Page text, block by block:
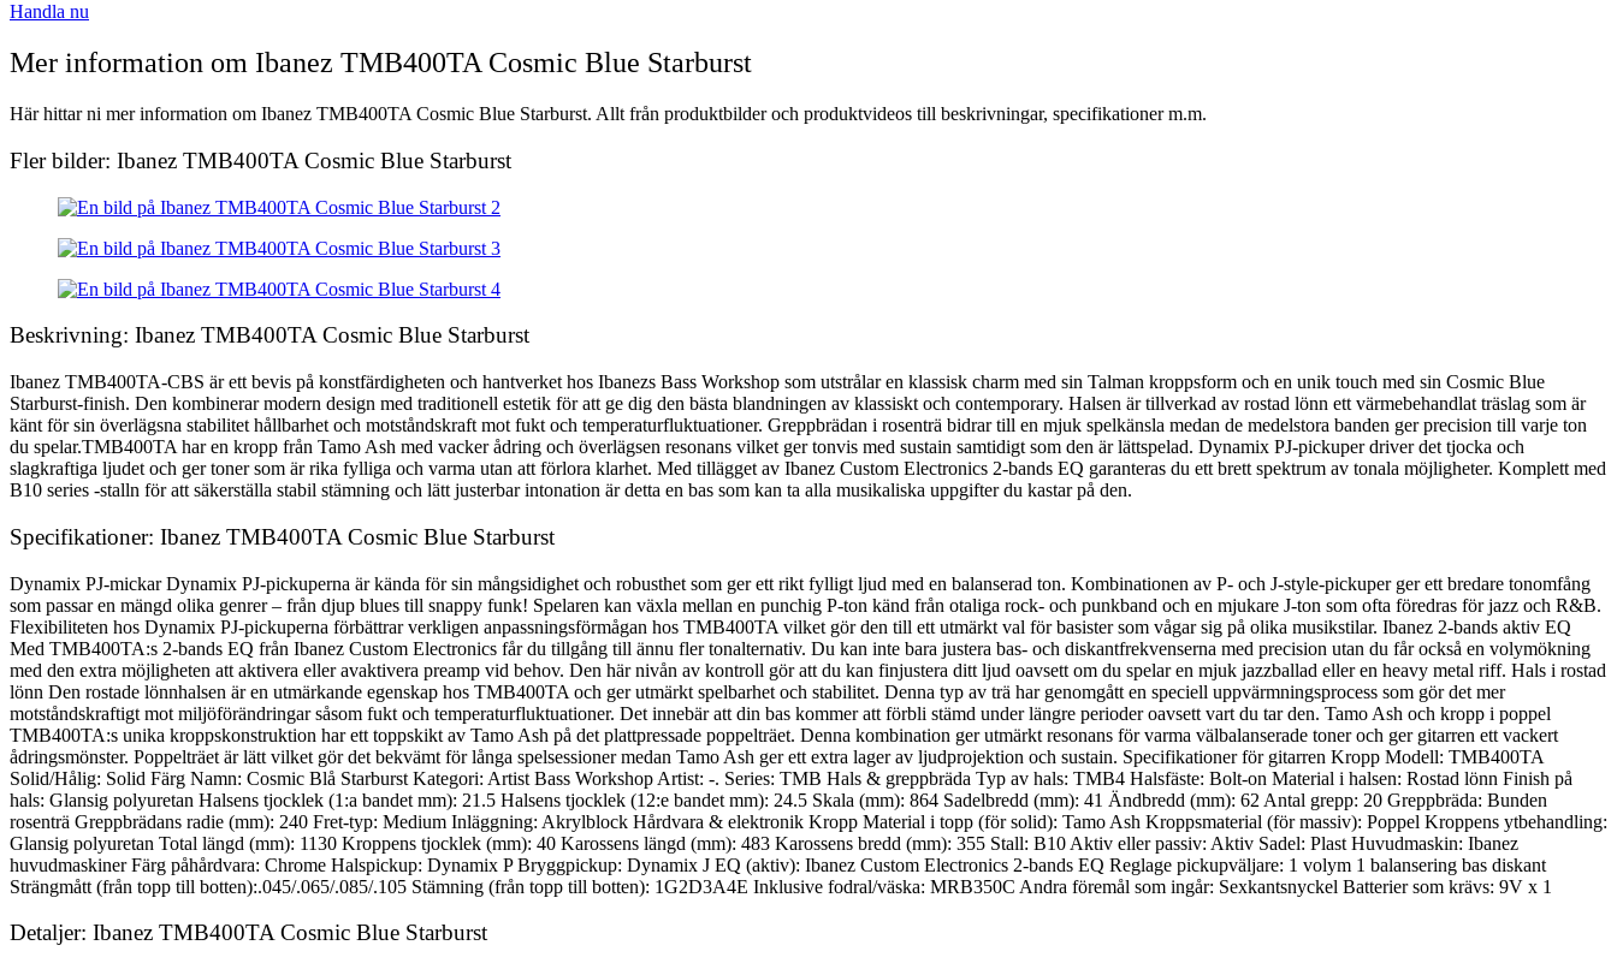
Handla nu
Mer information om Ibanez TMB400TA Cosmic Blue Starburst
Här hittar ni mer information om Ibanez TMB400TA Cosmic Blue Starburst. Allt från produktbilder och produktvideos till beskrivningar, specifikationer m.m.
Fler bilder: Ibanez TMB400TA Cosmic Blue Starburst
Beskrivning: Ibanez TMB400TA Cosmic Blue Starburst
Ibanez TMB400TA-CBS är ett bevis på konstfärdigheten och hantverket hos Ibanezs Bass Workshop som utstrålar en klassisk charm med sin Talman kroppsform och en unik touch med sin Cosmic Blue
Starburst-finish. Den kombinerar modern design med traditionell estetik för att ge dig den bästa blandningen av klassiskt och contemporary. Halsen är tillverkad av rostad lönn ett värmebehandlat träslag som är
känt för sin överlägsna stabilitet hållbarhet och motståndskraft mot fukt och temperaturfluktuationer. Greppbrädan i rosenträ bidrar till en mjuk spelkänsla medan de medelstora banden ger precision till varje ton
du spelar.TMB400TA har en kropp från Tamo Ash med vacker ådring och överlägsen resonans vilket ger tonvis med sustain samtidigt som den är lättspelad. Dynamix PJ-pickuper driver det tjocka och
slagkraftiga ljudet och ger toner som är rika fylliga och varma utan att förlora klarhet. Med tillägget av Ibanez Custom Electronics 2-bands EQ garanteras du ett brett spektrum av tonala möjligheter. Komplett med
B10 series -stalln för att säkerställa stabil stämning och lätt justerbar intonation är detta en bas som kan ta alla musikaliska uppgifter du kastar på den.
Specifikationer: Ibanez TMB400TA Cosmic Blue Starburst
Dynamix PJ-mickar Dynamix PJ-pickuperna är kända för sin mångsidighet och robusthet som ger ett rikt fylligt ljud med en balanserad ton. Kombinationen av P- och J-style-pickuper ger ett bredare tonomfång
som passar en mängd olika genrer – från djup blues till snappy funk! Spelaren kan växla mellan en punchig P-ton känd från otaliga rock- och punkband och en mjukare J-ton som ofta föredras för jazz och R&B.
Flexibiliteten hos Dynamix PJ-pickuperna förbättrar verkligen anpassningsförmågan hos TMB400TA vilket gör den till ett utmärkt val för basister som vågar sig på olika musikstilar. Ibanez 2-bands aktiv EQ
Med TMB400TA:s 2-bands EQ från Ibanez Custom Electronics får du tillgång till ännu fler tonalternativ. Du kan inte bara justera bas- och diskantfrekvenserna med precision utan du får också en volymökning
med den extra möjligheten att aktivera eller avaktivera preamp vid behov. Den här nivån av kontroll gör att du kan finjustera ditt ljud oavsett om du spelar en mjuk jazzballad eller en heavy metal riff. Hals i rostad
lönn Den rostade lönnhalsen är en utmärkande egenskap hos TMB400TA och ger utmärkt spelbarhet och stabilitet. Denna typ av trä har genomgått en speciell uppvärmningsprocess som gör det mer
motståndskraftigt mot miljöförändringar såsom fukt och temperaturfluktuationer. Det innebär att din bas kommer att förbli stämd under längre perioder oavsett vart du tar den. Tamo Ash och kropp i poppel
TMB400TA:s unika kroppskonstruktion har ett toppskikt av Tamo Ash på det plattpressade poppelträet. Denna kombination ger utmärkt resonans för varma välbalanserade toner och ger gitarren ett vackert
ådringsmönster. Poppelträet är lätt vilket gör det bekvämt för långa spelsessioner medan Tamo Ash ger ett extra lager av ljudprojektion och sustain. Specifikationer för gitarren Kropp Modell: TMB400TA
Solid/Hålig: Solid Färg Namn: Cosmic Blå Starburst Kategori: Artist Bass Workshop Artist: -. Series: TMB Hals & greppbräda Typ av hals: TMB4 Halsfäste: Bolt-on Material i halsen: Rostad lönn Finish på
hals: Glansig polyuretan Halsens tjocklek (1:a bandet mm): 21.5 Halsens tjocklek (12:e bandet mm): 24.5 Skala (mm): 864 Sadelbredd (mm): 41 Ändbredd (mm): 62 Antal grepp: 20 Greppbräda: Bunden
rosenträ Greppbrädans radie (mm): 240 Fret-typ: Medium Inläggning: Akrylblock Hårdvara & elektronik Kropp Material i topp (för solid): Tamo Ash Kroppsmaterial (för massiv): Poppel Kroppens ytbehandling:
Glansig polyuretan Total längd (mm): 1130 Kroppens tjocklek (mm): 40 Karossens längd (mm): 483 Karossens bredd (mm): 355 Stall: B10 Aktiv eller passiv: Aktiv Sadel: Plast Huvudmaskin: Ibanez
huvudmaskiner Färg påhårdvara: Chrome Halspickup: Dynamix P Bryggpickup: Dynamix J EQ (aktiv): Ibanez Custom Electronics 2-bands EQ Reglage pickupväljare: 1 volym 1 balansering bas diskant
Strängmått (från topp till botten):.045/.065/.085/.105 Stämning (från topp till botten): 1G2D3A4E Inklusive fodral/väska: MRB350C Andra föremål som ingår: Sexkantsnyckel Batterier som krävs: 9V x 1
Detaljer: Ibanez TMB400TA Cosmic Blue Starburst